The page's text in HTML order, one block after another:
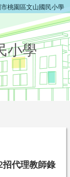
桃園區文山國民小學
小學
代理教師錄